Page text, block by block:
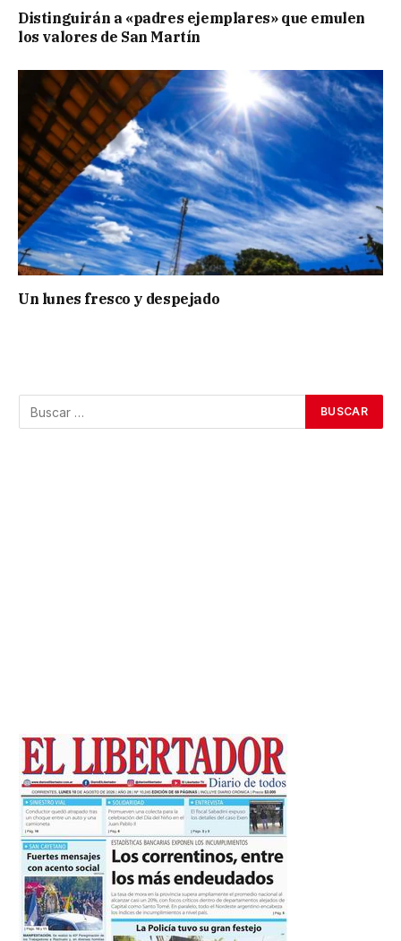
Distinguirán a «padres ejemplares» que emulen
los valores de San Martín
Un lunes fresco y despejado